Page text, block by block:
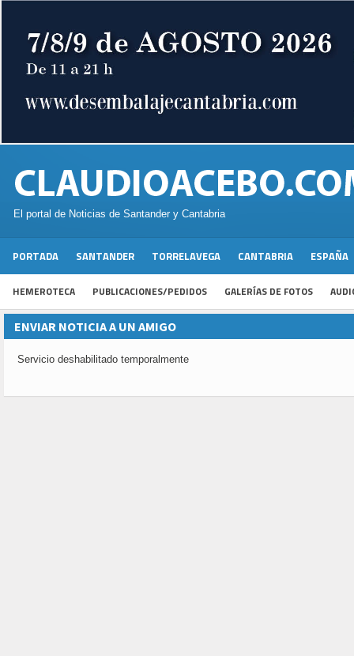
El portal de Noticias de Santander y Cantabria
PORTADA SANTANDER TORRELAVEGA CANTABRIA ESPAÑA
HEMEROTECA PUBLICACIONES/PEDIDOS GALERÍAS DE FOTOS
ENVIAR NOTICIA A UN AMIGO
Servicio deshabilitado temporalmente